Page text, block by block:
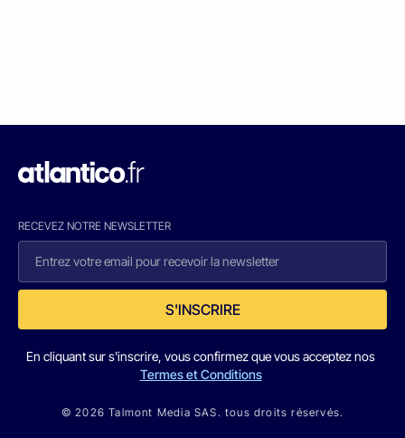
RECEVEZ NOTRE NEWSLETTER
S'INSCRIRE
En cliquant sur s'inscrire, vous confirmez que vous acceptez nos
Termes et Conditions
© 2026 Talmont Media SAS. tous droits réservés.